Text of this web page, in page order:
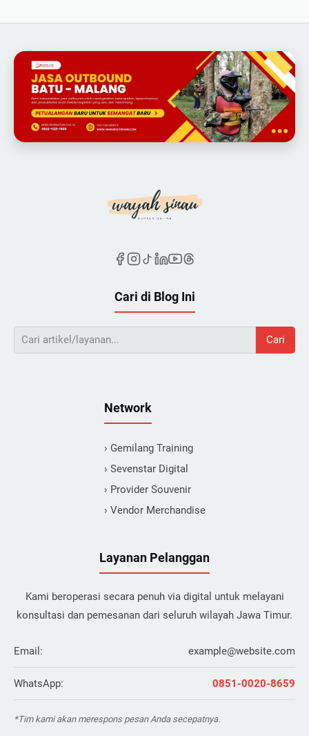
Cari di Blog Ini
Cari
Network
› Gemilang Training
› Sevenstar Digital
› Provider Souvenir
› Vendor Merchandise
Layanan Pelanggan
Kami beroperasi secara penuh via digital untuk melayani
konsultasi dan pemesanan dari seluruh wilayah Jawa Timur.
Email: example@website.com
WhatsApp: 0851-0020-8659
*Tim kami akan merespons pesan Anda secepatnya.